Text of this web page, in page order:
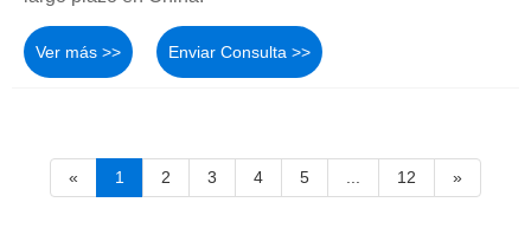
Ver más >> Enviar Consulta >>
« 1 2 3 4 5 12 »